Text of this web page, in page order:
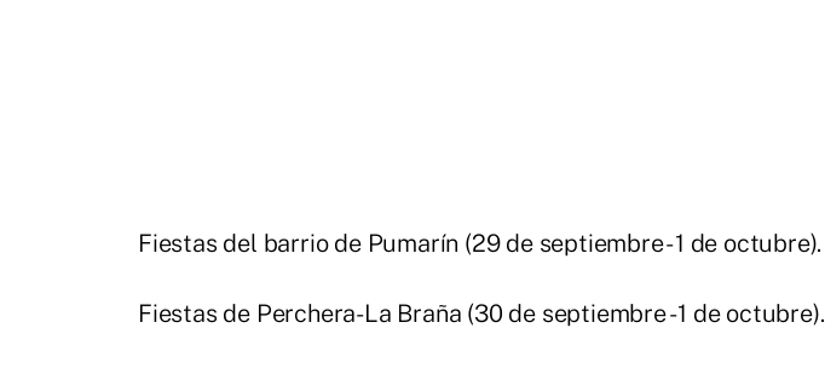
Fiestas del barrio de Pumarín (29 de septiembre - 1 de octubre).
Fiestas de Perchera-La Braña (30 de septiembre - 1 de octubre).